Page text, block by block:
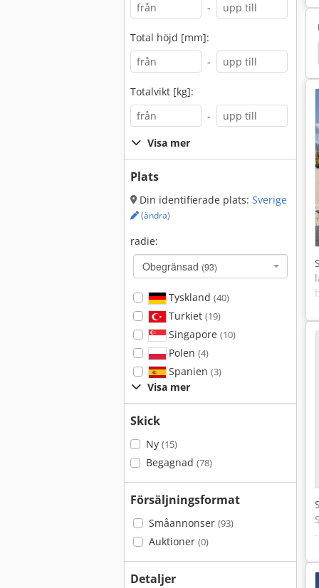
-
Total höjd [mm]:
-
Totalvikt [kg]:
-
Visa mer
Plats
Din identifierade plats: Sverige
(ändra)
radie:
Obegränsad (93)
Tyskland (40)
Turkiet (19)
Singapore (10)
Polen (4)
Spanien (3)
Visa mer
Skick
Ny (15)
Begagnad (78)
Försäljningsformat
Småannonser (93)
Auktioner (0)
Detaljer
Wacker Neuson Minigrävare